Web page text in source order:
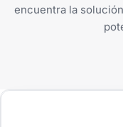
encuentra la